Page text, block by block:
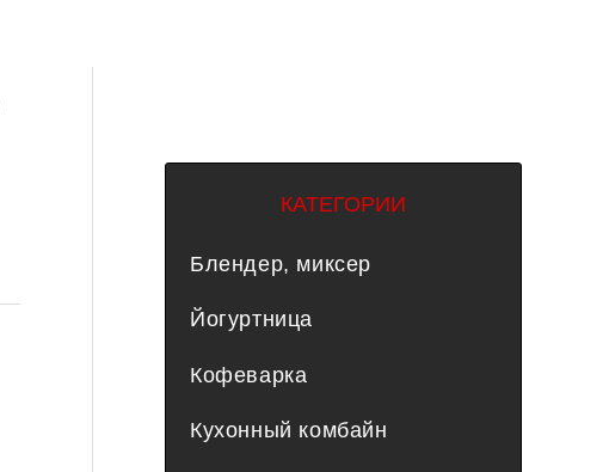
КАТЕГОРИИ
Блендер, миксер
Йогуртница
Кофеварка
Кухонный комбайн